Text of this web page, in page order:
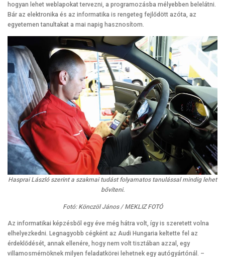
hogyan lehet weblapokat tervezni, a programozásba mélyebben belelátni.
Bár az elektronika és az informatika is rengeteg fejlődött azóta, az
egyetemen tanultakat a mai napig hasznosítom.
Hasprai László szerint a szakmai tudást folyamatos tanulással mindig lehet
bővíteni.
Fotó: Könczöl János / MEKLIZ FOTÓ
Az informatikai képzésből egy éve még hátra volt, így is szeretett volna
elhelyezkedni. Legnagyobb cégként az Audi Hungaria keltette fel az
érdeklődését, annak ellenére, hogy nem volt tisztában azzal, egy
villamosmérnöknek milyen feladatkörei lehetnek egy autógyártónál. –